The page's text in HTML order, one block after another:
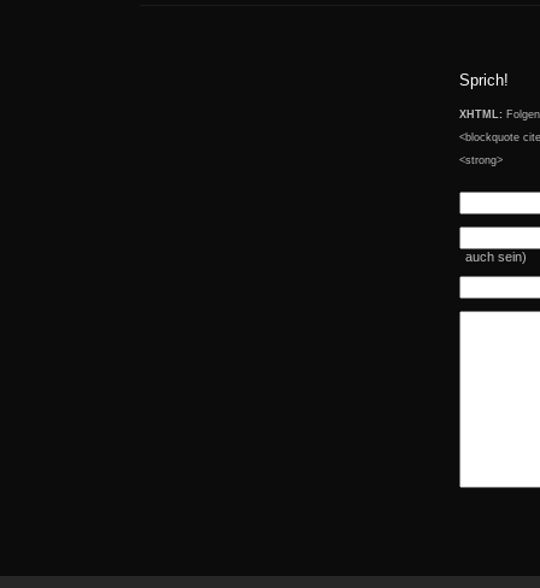
Sprich!
XHTML:
<blockquote
<strong>
auch sein)